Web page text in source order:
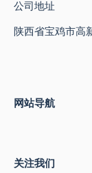
公司地址
陕西省宝鸡市高
网站导航
关注我们